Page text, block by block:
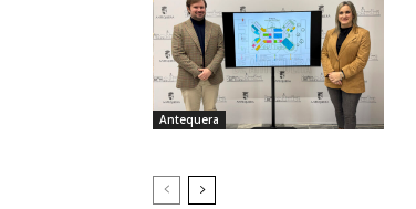
Antequera